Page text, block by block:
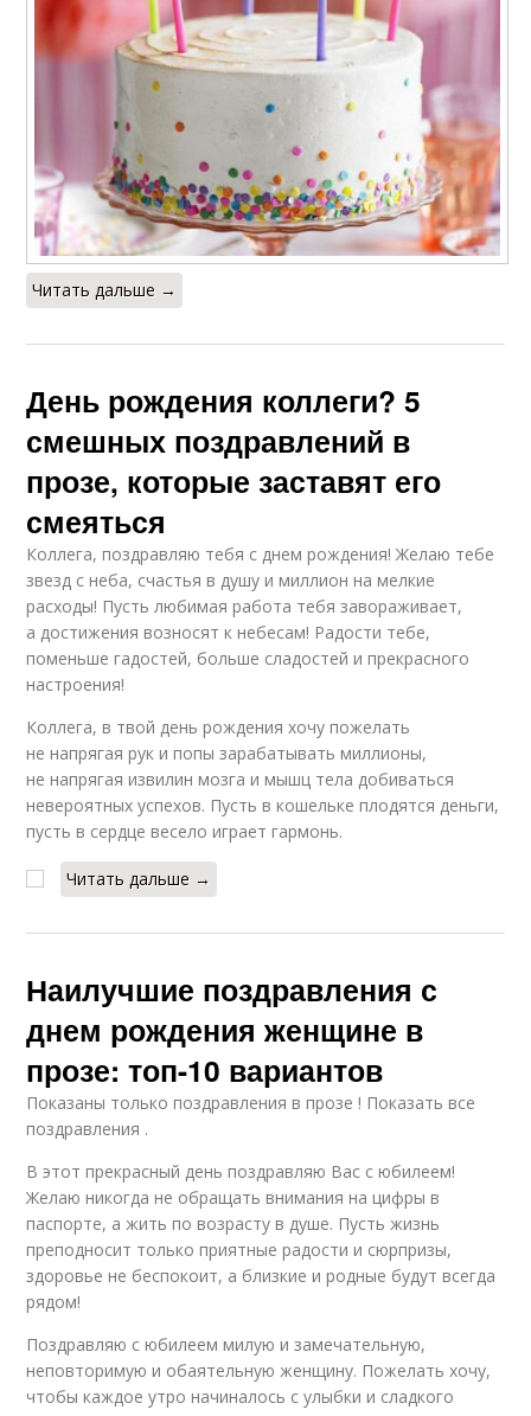
Читать дальше →
День рождения коллеги? 5
смешных поздравлений в
прозе, которые заставят его
смеяться
Коллега, поздравляю тебя с днем рождения! Желаю тебе
звезд с неба, счастья в душу и миллион на мелкие
расходы! Пусть любимая работа тебя завораживает,
а достижения возносят к небесам! Радости тебе,
поменьше гадостей, больше сладостей и прекрасного
настроения!
Коллега, в твой день рождения хочу пожелать
не напрягая рук и попы зарабатывать миллионы,
не напрягая извилин мозга и мышц тела добиваться
невероятных успехов. Пусть в кошельке плодятся деньги,
пусть в сердце весело играет гармонь.
Читать дальше →
Наилучшие поздравления с
днем рождения женщине в
прозе: топ-10 вариантов
Показаны только поздравления в прозе ! Показать все
поздравления .
В этот прекрасный день поздравляю Вас с юбилеем!
Желаю никогда не обращать внимания на цифры в
паспорте, а жить по возрасту в душе. Пусть жизнь
преподносит только приятные радости и сюрпризы,
здоровье не беспокоит, а близкие и родные будут всегда
рядом!
Поздравляю с юбилеем милую и замечательную,
неповторимую и обаятельную женщину. Пожелать хочу,
чтобы каждое утро начиналось с улыбки и сладкого